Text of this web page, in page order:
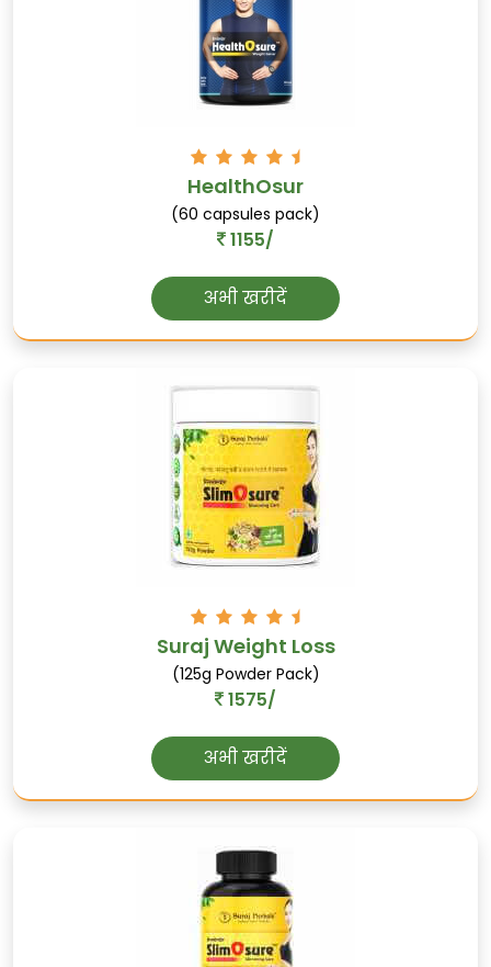
रक्त शर्करा के नियंत्रण का समर्थन करता है,
प्राकृतिक एंटीऑक्सिडेंट से भरपूर है, और पाचन में
एंटी-इन्फ्लेमेट्री होती है, प्रतिरक्षा को मजबूत करती
है, घाव भरने में मदद करती है, और एंटीऑक्सिडेंट
रक्त शर्करा के स्तर को नियंत्रित करने में मदद
करता है, आयुर्वेद में "शर्करा नाशक" कहलाता है।
HealthOsur
(60 capsules pack)
1155/
अभी खरीदें
Suraj Weight Loss
(125g Powder Pack)
1575/
अभी खरीदें